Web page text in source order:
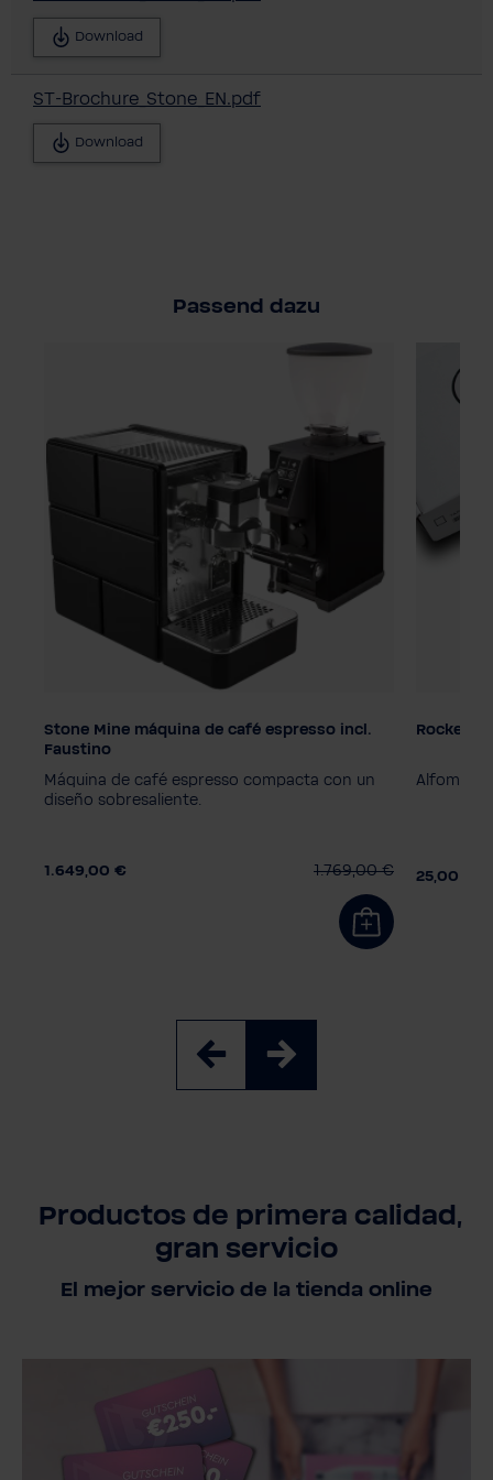
Download
ST-Brochure_Stone_EN.pdf
Download
Passend dazu
Color
Premium Wood
Plus Black
Premium Chrom
Black
Chrome
Stone Mine máquina de café espresso incl.
Faustino
Máquina de café espresso compacta con un
diseño sobresaliente.
1.649,00 € 1.769,00 €
Rocket
25,00 €
Productos de primera calidad,
gran servicio
El mejor servicio de la tienda online